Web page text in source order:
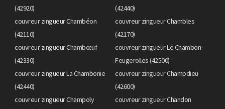
(42920)
(42440)
couvreur zingueur Chambéon
(42110)
couvreur zingueur Chambles
(42170)
couvreur zingueur Chambœuf
(42330)
couvreur zingueur Le Chambon-
Feugerolles (42500)
couvreur zingueur La Chambonie
(42440)
couvreur zingueur Champdieu
(42600)
couvreur zingueur Champoly
couvreur zingueur Chandon